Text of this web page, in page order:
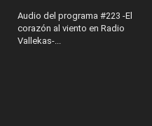
Audio del programa #223 -El
corazón al viento en Radio
Vallekas-...